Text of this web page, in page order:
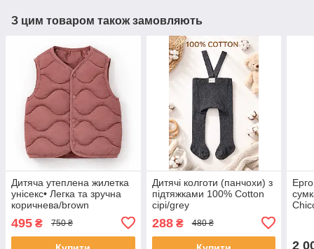
З цим товаром також замовляють
Дитяча утеплена жилетка
унісекс• Легка та зручна
коричнева/brown
495 ₴ 750 ₴
Дитячі колготи (панчохи) з
підтяжками 100% Cotton
сірі/grey
288₴ 480 ₴
2